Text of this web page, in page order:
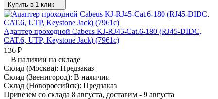
Купить в 1 клик
Адаптер проходной Cabeus KJ-RJ45-Cat.6-180 (RJ45-DIDC,
CAT.6, UTP, Keystone Jack) (7961c)
136 ₽
В наличии на складе
Склад (Москва): Предзаказ
Склад (Звенигород): В наличии
Склад (Новороссийск): Предзаказ
Привезем со склада 8 августа, доставим - 9 августа